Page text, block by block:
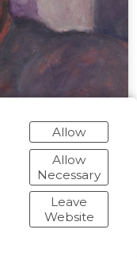
Allow
Allow
Necessary
Leave
Website